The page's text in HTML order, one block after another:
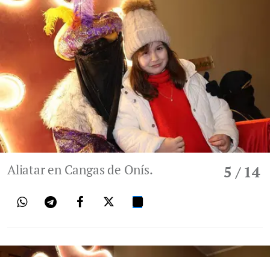
5 / 14
Aliatar en Cangas de Onís.